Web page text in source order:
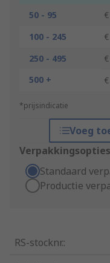
50 - 95
100 - 245
250 - 495
500 +
*prijsindicatie
Voeg
Verpakkingsopties
Standaard
Productie
RS-stocknr.: